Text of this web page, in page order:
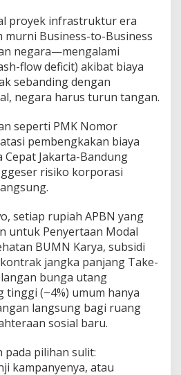
proyek infrastruktur era
Business-to-Business
negara—mengalami
flow deficit) akibat biaya
sebanding dengan
negara harus turun tangan.
seperti PMK Nomor
pembengkakan biaya
Jakarta-Bandung
risiko korporasi
setiap rupiah APBN yang
untuk Penyertaan Modal
BUMN Karya, subsidi
jangka panjang Take-
bunga utang
tinggi (~4%) umum hanya
langsung bagi ruang
sosial baru.
pada pilihan sulit:
kampanyenya, atau